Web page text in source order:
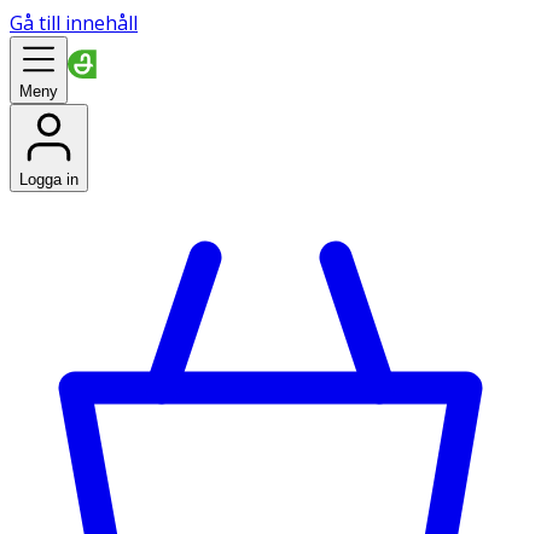
Gå till innehåll
Meny
Logga in